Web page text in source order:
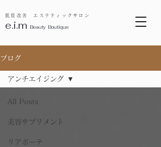
e.i.m Beauty Boutique
肌質改善 エステティックサロン
ブログ
All Posts
美容サプリメント
リアボーテ
アンチエイジング